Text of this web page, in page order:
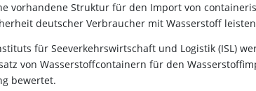
vorhandene Struktur für den Import von
deutscher Verbraucher mit Wasserstoff
für Seeverkehrswirtschaft und Logistik (ISL)
von Wasserstoffcontainern für den
bewertet.